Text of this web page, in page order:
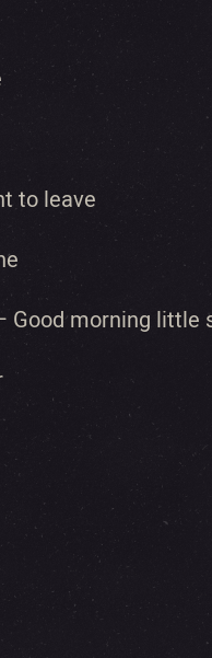
to leave
Good morning little